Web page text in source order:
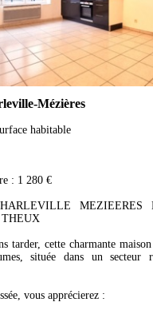
Mézières
habitable
: 1 280 €
MEZIEERES
THEUX
tarder, cette charmante
située dans un secteur
vous apprécierez :